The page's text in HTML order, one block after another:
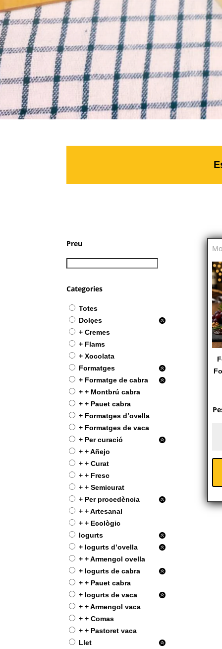
Preu
Categories
Totes
Dolçes
+ Cremes
+ Flams
+ Xocolata
Formatges
+ Formatge de cabra
+ + Montbrú cabra
+ + Pauet cabra
+ Formatges d’ovella
+ Formatges de vaca
+ Per curació
+ + Añejo
+ + Curat
+ + Fresc
+ + Semicurat
+ Per procedència
+ + Artesanal
+ + Ecològic
Iogurts
+ Iogurts d’ovella
+ + Armengol ovella
+ Iogurts de cabra
+ + Pauet cabra
+ Iogurts de vaca
+ + Armengol vaca
+ + Comas
+ + Pastoret vaca
Llet